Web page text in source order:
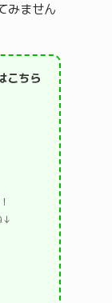
みません
こちら
↓